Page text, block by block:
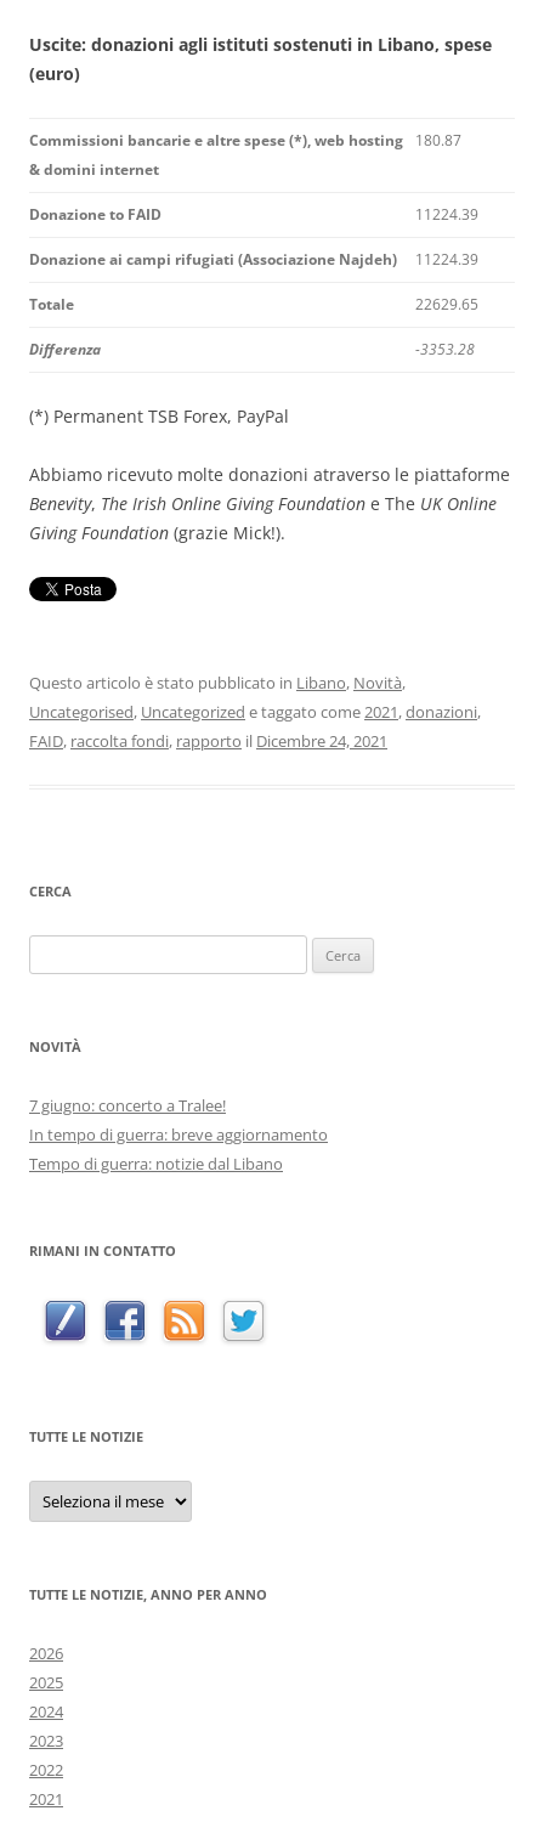
Uscite: donazioni agli istituti sostenuti in Libano, spese
(euro)
Commissioni bancarie e altre spese (*), web hosting
& domini internet
180.87
Donazione to FAID 11224.39
Donazione ai campi rifugiati (Associazione Najdeh) 11224.39
Totale 22629.65
Differenza -3353.28
(*) Permanent TSB Forex, PayPal
Abbiamo ricevuto molte donazioni atraverso le piattaforme
Benevity, The Irish Online Giving Foundation e The UK Online
Giving Foundation (grazie Mick!).
Questo articolo è stato pubblicato in Libano, Novità,
Uncategorised, Uncategorized e taggato come2021,donazioni,
FAID, raccolta fondi, rapporto il Dicembre 24, 2021
CERCA
per:
NOVITÀ
7 giugno: concerto a Tralee!
In tempo di guerra: breve aggiornamento
Tempo di guerra: notizie dal Libano
RIMANI IN CONTATTO
TUTTE LE NOTIZIE
Tutte
notizie
TUTTE LE NOTIZIE, ANNO PER ANNO
2026
2025
2024
2023
2022
2021